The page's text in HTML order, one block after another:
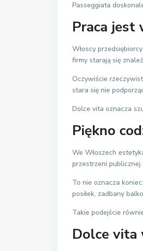
Passeggiata
Praca jest
Włoscy
firmy starają się
Oczywiście
stara się nie
Dolce vita oznacza
Piękno
We Włoszech
przestrzeni
To nie oznacza
posiłek, zadbany
Takie podejście
Dolce vita